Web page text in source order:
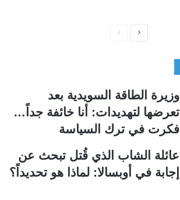
ح
ة
ا
ح
ة
ا
ا
وزيرة الطاقة السويدية بعد
تعرضها لتهديدات: أنا خائفة جداً…
فكرت في ترك السياسة
عائلة الشاب الذي قُتل تبحث عن
إجابة في أوبسالا: لماذا هو تحديداً؟